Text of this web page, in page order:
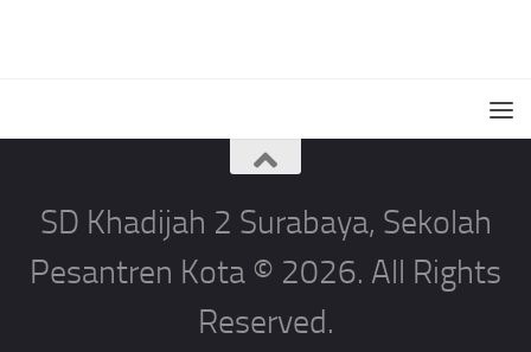
SD Khadijah 2 Surabaya, Sekolah
Pesantren Kota © 2026. All Rights
Reserved.